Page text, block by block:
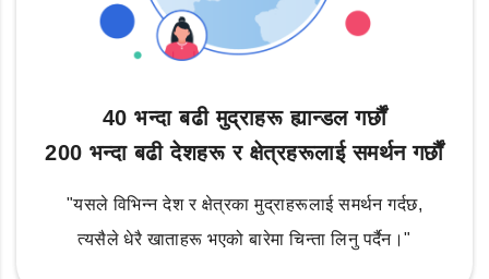
40 भन्दा बढी मुद्राहरू ह्यान्डल गर्छौं
200 भन्दा बढी देशहरू र क्षेत्रहरूलाई समर्थन गर्छौं
"यसले विभिन्न देश र क्षेत्रका मुद्राहरूलाई समर्थन गर्दछ,
त्यसैले धेरै खाताहरू भएको बारेमा चिन्ता लिनु पर्दैन।"